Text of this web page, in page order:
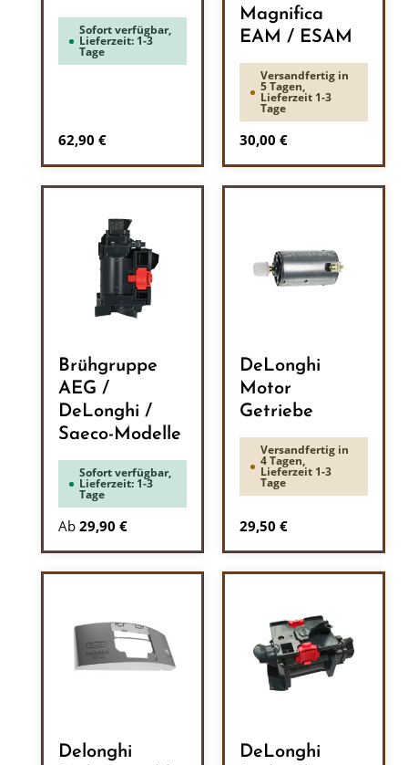
Sofort verfügbar,
Lieferzeit: 1-3
Tage
Regulärer Preis:
62,90 €
Magnifica
EAM / ESAM
Versandfertig in
5 Tagen,
Lieferzeit 1-3
Tage
Regulärer Preis:
30,00 €
Brühgruppe
AEG /
DeLonghi /
Saeco-Modelle
Sofort verfügbar,
Lieferzeit: 1-3
Tage
Ab 29,90 €
DeLonghi
Motor
Getriebe
Versandfertig in
4 Tagen,
Lieferzeit 1-3
Tage
Regulärer Preis:
29,50 €
Delonghi
DeLonghi